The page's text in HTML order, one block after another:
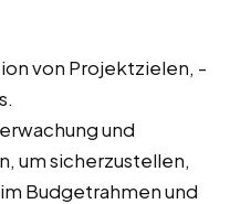
von Projektzielen, -
und
um sicherzustellen,
Budgetrahmen und